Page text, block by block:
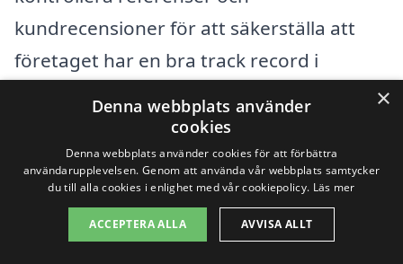
kundrecensioner för att säkerställa att
företaget har en bra track record i
alternativ kan spara dig både tid och
pengar samtidigt som du hittar en pålitlig
tjänst för slamsugning i Bläshammar.
×
Denna webbplats använder
cookies
Denna webbplats använder cookies för att förbättra
användarupplevelsen. Genom att använda vår webbplats samtycker
du till alla cookies i enlighet med vår cookiepolicy. Läs mer
ACCEPTERA ALLA AVVISA ALLT